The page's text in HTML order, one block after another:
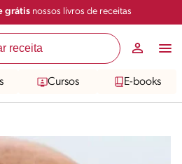
grátisnossos livros de receitas
Cursos E-books